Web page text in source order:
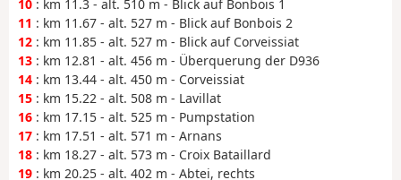
10 : km 11.3 - alt. 510 m - Blick auf Bonbois 1
11 : km 11.67 - alt. 527 m - Blick auf Bonbois 2
12 : km 11.85 - alt. 527 m - Blick auf Corveissiat
13 : km 12.81 - alt. 456 m - Überquerung der D936
14 : km 13.44 - alt. 450 m - Corveissiat
15 : km 15.22 - alt. 508 m - Lavillat
16 : km 17.15 - alt. 525 m - Pumpstation
17 : km 17.51 - alt. 571 m - Arnans
18 : km 18.27 - alt. 573 m - Croix Bataillard
19 : km 20.25 - alt. 402 m - Abtei, rechts